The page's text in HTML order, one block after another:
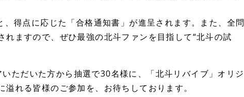
得点に応じた「合格通知書」が進呈されます。また、全問
ますので、ぜひ最強の北斗ファンを目指して“北斗の試
ただいた方から抽選で30名様に、「北斗リバイブ」オリジ
れる皆様のご参加を、お待ちしております。